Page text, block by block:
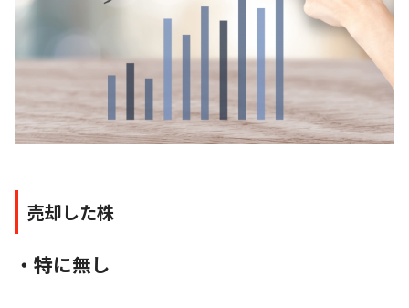
売却した株
・特に無し